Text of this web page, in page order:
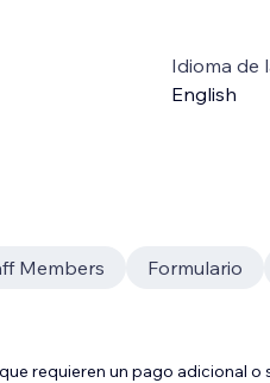
Idioma de
English
Members Formulario
requieren un pago adicional o